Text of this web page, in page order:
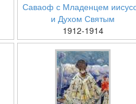
Саваоф с Младенцем
и Духом Святым
1912-1914